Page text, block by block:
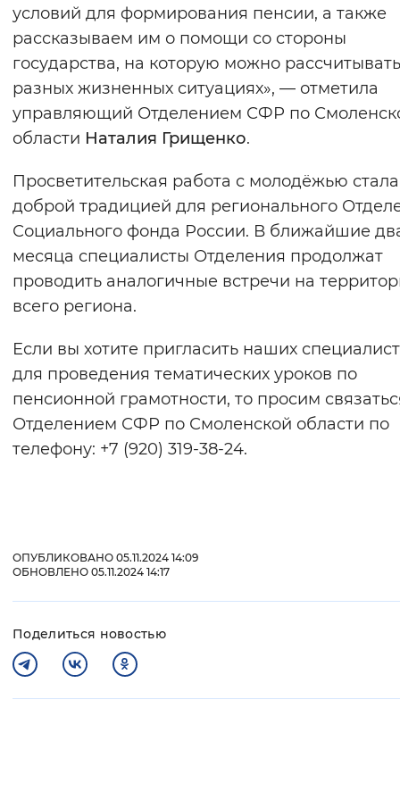
условий для формирования пенсии, а также
рассказываем им о помощи со стороны
государства, на которую можно
разных жизненных ситуациях», — отметила
управляющий Отделением СФР по
области Наталия Грищенко.
Просветительская работа с молодёжью стала
доброй традицией для регионального
Социального фонда России. В ближайшие
месяца специалисты Отделения продолжат
проводить аналогичные встречи на
всего региона.
Если вы хотите пригласить наших
для проведения тематических уроков по
пенсионной грамотности, то просим
Отделением СФР по Смоленской области по
телефону: +7 (920) 319-38-24.
ОПУБЛИКОВАНО 05.11.2024 14:09
ОБНОВЛЕНО 05.11.2024 14:17
Поделиться новостью